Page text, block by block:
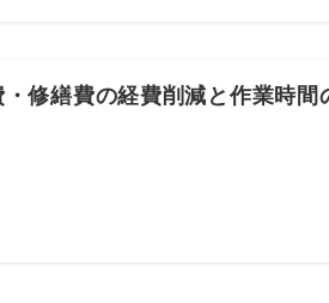
修繕費の経費削減と作業時